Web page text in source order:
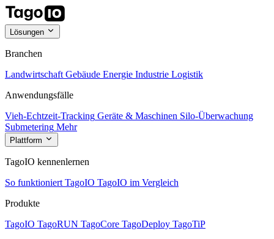
Lösungen
Branchen
Landwirtschaft Gebäude Energie Industrie Logistik
Anwendungsfälle
Vieh-Echtzeit-Tracking Geräte & Maschinen Silo-Überwachung
Submetering Mehr
Plattform
TagoIO kennenlernen
So funktioniert TagoIO TagoIO im Vergleich
Produkte
TagoIO TagoRUN TagoCore TagoDeploy TagoTiP